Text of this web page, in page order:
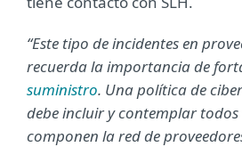
“Este tipo de incidentes en
recuerda la importancia de
suministro. Una política de
debe incluir y contemplar todos
componen la red de